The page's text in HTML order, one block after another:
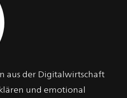
aus der Digitalwirtschaft
und emotional